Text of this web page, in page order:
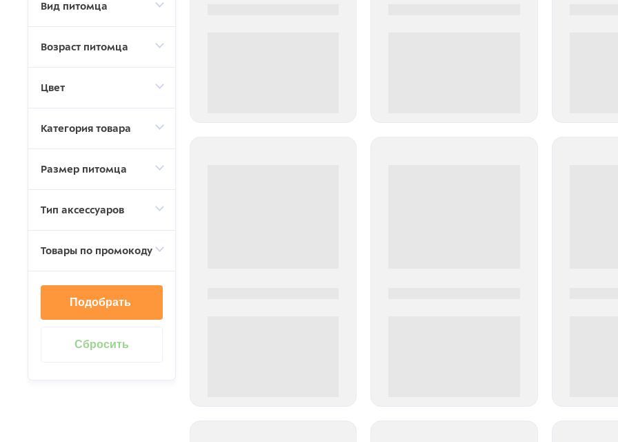
Вид питомца
Возраст питомца
Цвет
Категория товара
Размер питомца
Тип аксессуаров
Товары по промокоду
Подобрать